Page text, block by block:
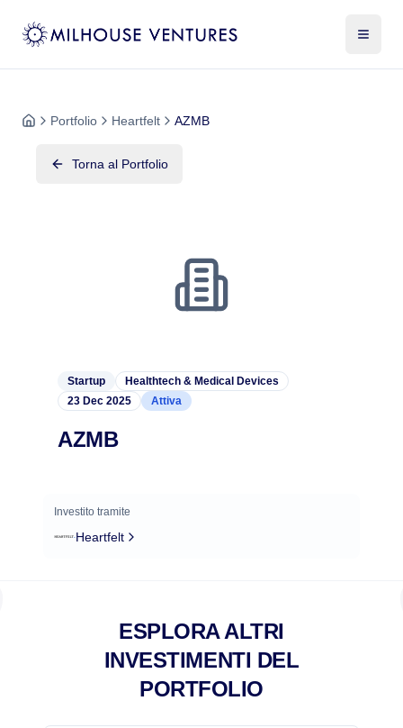
Portfolio Heartfelt AZMB
Torna al Portfolio
Startup
Healthtech & Medical Devices
23 Dec 2025
Attiva
AZMB
Investito tramite
Heartfelt
ESPLORA ALTRI
INVESTIMENTI DEL
PORTFOLIO